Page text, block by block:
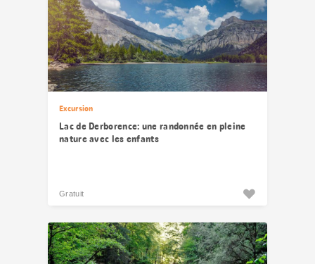
Excursion
Lac de Derborence: une randonnée en pleine
nature avec les enfants
Gratuit